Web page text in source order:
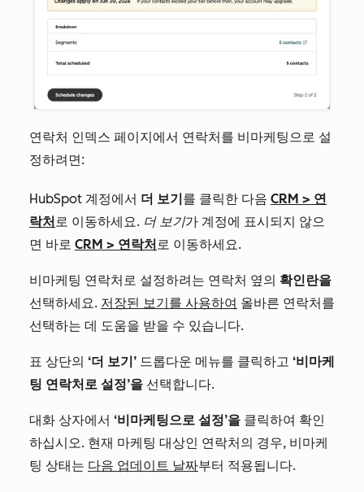
연락처 인덱스 페이지에서 연락처를 비마케팅으로 설
정하려면:
HubSpot 계정에서 더 보기를 클릭한 다음 CRM > 연
락처 로 이동하세요. 더 보기가 계정에 표시되지 않으
면 바로 CRM > 연락처 로 이동하세요.
비마케팅 연락처로 설정하려는 연락처 옆의 확인란을
선택하세요. 저장된 보기를 사용하여 올바른 연락처를
선택하는 데 도움을 받을 수 있습니다.
표 상단의 ‘더 보기’ 드롭다운 메뉴를 클릭하고 ‘비마케
팅 연락처로 설정’을 선택합니다.
대화 상자에서 ‘비마케팅으로 설정’을 클릭하여 확인
하십시오. 현재 마케팅 대상인 연락처의 경우, 비마케
팅 상태는 다음 업데이트 날짜부터 적용됩니다.